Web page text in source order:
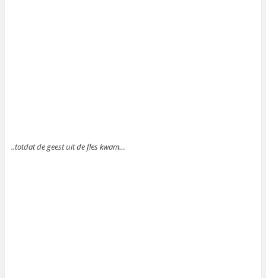
..totdat de geest uit de fles kwam…